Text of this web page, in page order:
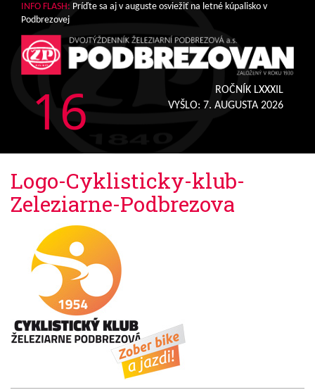
INFO FLASH: Príďte sa aj v auguste osviežiť na letné kúpalisko v
Podbrezovej
16
ROČNÍK LXXXIL
VYŠLO: 7. AUGUSTA 2026
Logo-Cyklisticky-klub-
Zeleziarne-Podbrezova